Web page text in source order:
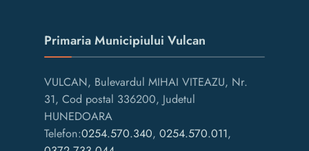
Primaria Municipiului Vulcan
VULCAN, Bulevardul MIHAI VITEAZU, Nr.
31, Cod postal 336200, Judetul
HUNEDOARA
Telefon:0254.570.340, 0254.570.011,